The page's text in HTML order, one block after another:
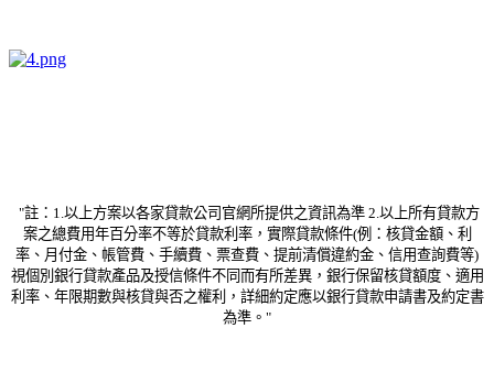
"註：1.以上方案以各家貸款公司官網所提供之資訊為準 2.以上所有貸款方
案之總費用年百分率不等於貸款利率，實際貸款條件(例：核貸金額、利
率、月付金、帳管費、手續費、票查費、提前清償違約金、信用查詢費等)
視個別銀行貸款產品及授信條件不同而有所差異，銀行保留核貸額度、適用
利率、年限期數與核貸與否之權利，詳細約定應以銀行貸款申請書及約定書
為準。"